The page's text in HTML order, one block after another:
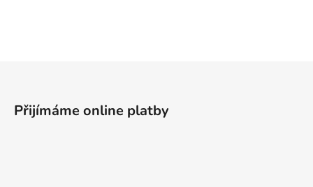
Přijímáme online platby